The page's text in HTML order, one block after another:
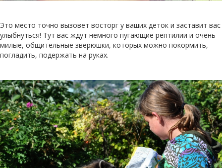
Это место точно вызовет восторг у ваших деток и заставит вас
улыбнуться! Тут вас ждут немного пугающие рептилии и очень
милые, общительные зверюшки, которых можно покормить,
погладить, подержать на руках.